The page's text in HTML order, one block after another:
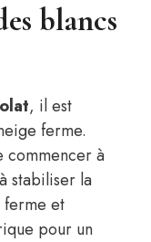
blancs
, il est
ferme.
commencer à
stabiliser la
ferme et
pour un